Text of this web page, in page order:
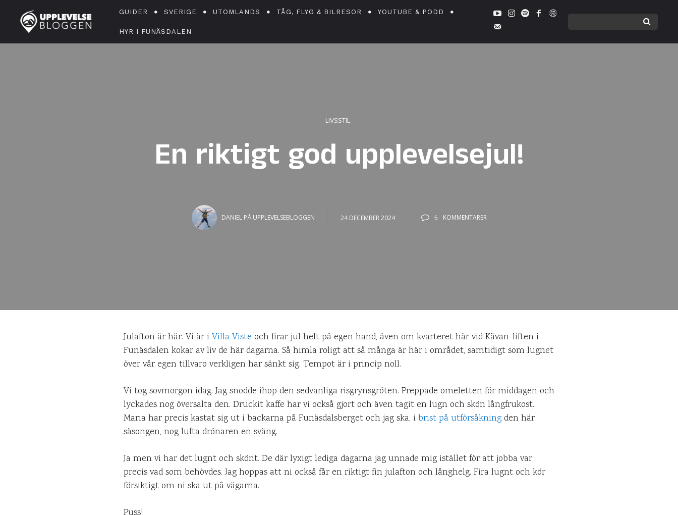
GUIDER SVERIGE UTOMLANDS TÅG, FLYG & BILRESOR YOUTUBE & PODD
HYR I FUNÄSDALEN
LIVSSTIL
En riktigt god upplevelsejul!
DANIEL PÅ UPPLEVELSEBLOGGEN 24 DECEMBER 2024 5 KOMMENTARER
Julafton är här. Vi är iVilla Viste och firar jul helt på egen hand, även om kvarteret här vid Kåvan-liften i
Funäsdalen kokar av liv de här dagarna. Så himla roligt att så många är här i området, samtidigt som lugnet
över vår egen tillvaro verkligen har sänkt sig. Tempot är i princip noll.
Vi tog sovmorgon idag. Jag snodde ihop den sedvanliga risgrynsgröten. Preppade omeletten för middagen och
lyckades nog översalta den. Druckit kaffe har vi också gjort och även tagit en lugn och skön långfrukost.
Maria har precis kastat sig ut i backarna på Funäsdalsberget och jag ska, ibrist på utförsåkningden här
säsongen, nog lufta drönaren en sväng.
Ja men vi har det lugnt och skönt. De där lyxigt lediga dagarna jag unnade mig istället för att jobba var
precis vad som behövdes. Jag hoppas att ni också får en riktigt fin julafton och långhelg. Fira lugnt och kör
försiktigt om ni ska ut på vägarna.